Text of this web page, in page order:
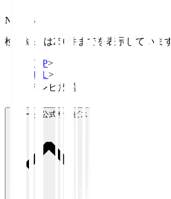
NHK BS
検索結果は250件までを表示しています
TOP>
Ｊ１ >
テレビ放送
Ｊリーグ公式サービス